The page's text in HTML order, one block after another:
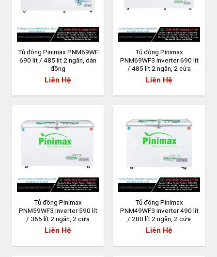
Tủ đông Pinimax PNM69WF
690 lít / 485 lít 2 ngăn, dàn
đồng
Liên Hệ
Tủ đông Pinimax
PNM69WF3 inverter 690 lít
/ 485 lít 2 ngăn, 2 cửa
Liên Hệ
Tủ đông Pinimax
PNM59WF3 inverter 590 lít
/ 365 lít 2 ngăn, 2 cửa
Liên Hệ
Tủ đông Pinimax
PNM49WF3 inverter 490 lít
/ 280 lít 2 ngăn, 2 cửa
Liên Hệ